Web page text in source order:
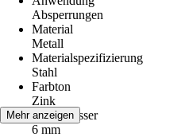
Absperrungen
Material
Metall
Materialspezifizierung
Stahl
Farbton
Zink
Durchmesser
6 mm
Mehr anzeigen